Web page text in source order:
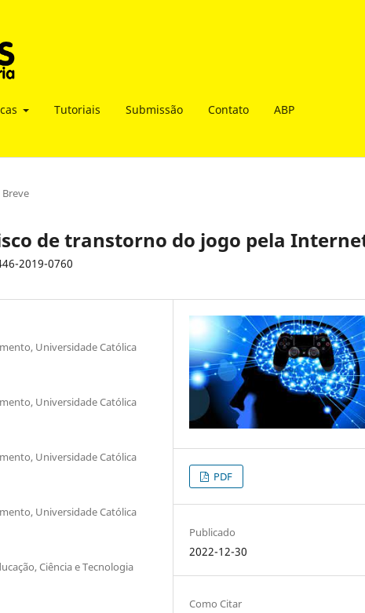
Tutoriais Submissão Contato ABP
de transtorno do jogo pela
2019-0760
Universidade Católica
Universidade Católica
Universidade Católica
Universidade Católica
Ciência e Tecnologia
PDF
Publicado
2022-12-30
Como Citar